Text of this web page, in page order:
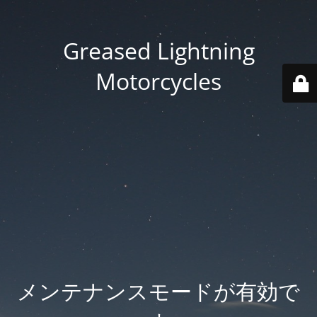
Greased Lightning
Motorcycles
メンテナンスモードが有効で